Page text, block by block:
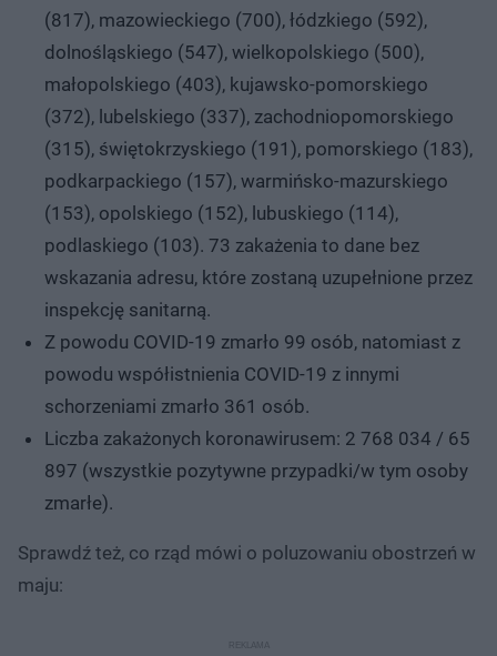
(817), mazowieckiego (700), łódzkiego (592),
dolnośląskiego (547), wielkopolskiego (500),
małopolskiego (403), kujawsko-pomorskiego
(372), lubelskiego (337), zachodniopomorskiego
(315), świętokrzyskiego (191), pomorskiego (183),
podkarpackiego (157), warmińsko-mazurskiego
(153), opolskiego (152), lubuskiego (114),
podlaskiego (103). 73 zakażenia to dane bez
wskazania adresu, które zostaną uzupełnione przez
inspekcję sanitarną.
Z powodu COVID-19 zmarło 99 osób, natomiast z
powodu współistnienia COVID-19 z innymi
schorzeniami zmarło 361 osób.
Liczba zakażonych koronawirusem: 2 768 034 / 65
897 (wszystkie pozytywne przypadki/w tym osoby
zmarłe).
Sprawdź też, co rząd mówi o poluzowaniu obostrzeń w
maju: